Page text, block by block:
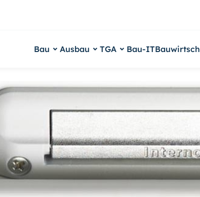
Bau Ausbau TGA Bau-IT